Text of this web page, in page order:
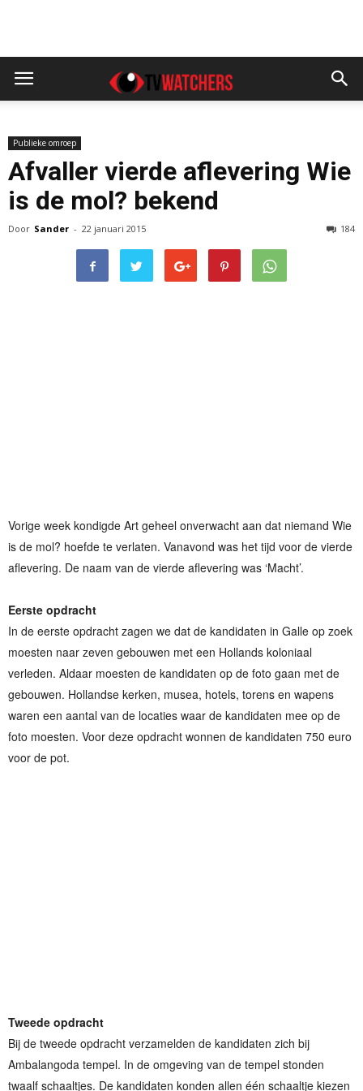
Publieke omroep
Afvaller vierde aflevering Wie
is de mol? bekend
Door Sander - 22 januari 2015 184
Vorige week kondigde Art geheel onverwacht aan dat niemand Wie
is de mol? hoefde te verlaten. Vanavond was het tijd voor de vierde
aflevering. De naam van de vierde aflevering was ‘Macht’.
Eerste opdracht
In de eerste opdracht zagen we dat de kandidaten in Galle op zoek
moesten naar zeven gebouwen met een Hollands koloniaal
verleden. Aldaar moesten de kandidaten op de foto gaan met de
gebouwen. Hollandse kerken, musea, hotels, torens en wapens
waren een aantal van de locaties waar de kandidaten mee op de
foto moesten. Voor deze opdracht wonnen de kandidaten 750 euro
voor de pot.
Tweede opdracht
Bij de tweede opdracht verzamelden de kandidaten zich bij
Ambalangoda tempel. In de omgeving van de tempel stonden
twaalf schaaltjes. De kandidaten konden allen één schaaltje kiezen